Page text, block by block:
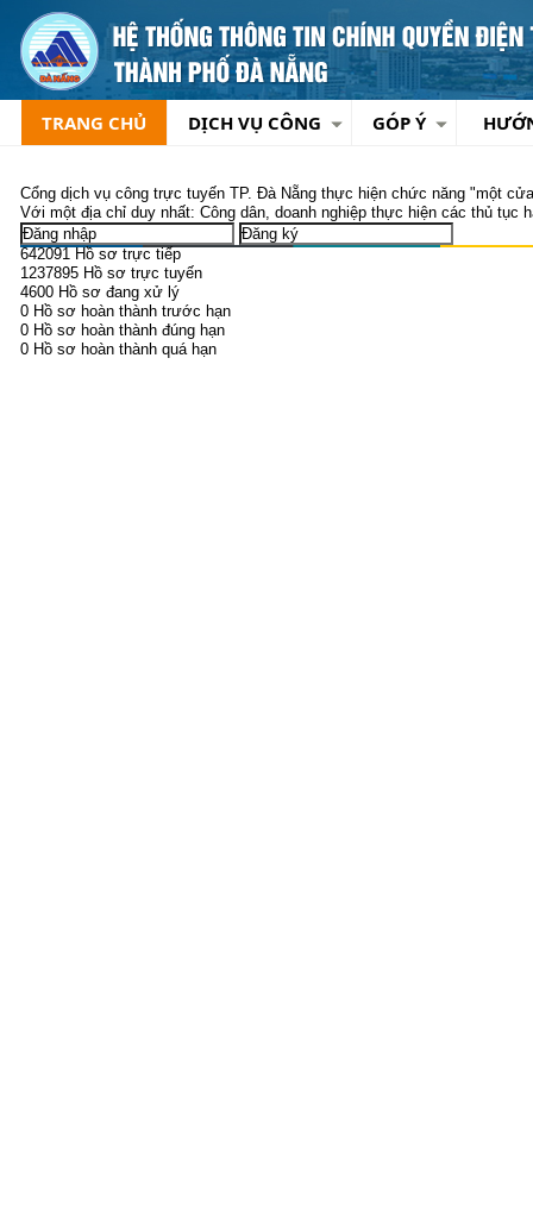
TRANG CHỦ DỊCH VỤ CÔNG GÓP Ý
Cổng dịch vụ công trực tuyến TP. Đà Nẵng thực hiện chức năng "một
Với một địa chỉ duy nhất: Công dân, doanh nghiệp thực hiện các thủ
642091 Hồ sơ trực tiếp
1237895 Hồ sơ trực tuyến
4600 Hồ sơ đang xử lý
0 Hồ sơ hoàn thành trước hạn
0 Hồ sơ hoàn thành đúng hạn
0 Hồ sơ hoàn thành quá hạn